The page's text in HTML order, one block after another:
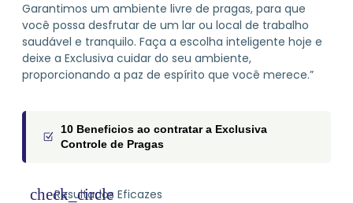
Garantimos um ambiente livre de pragas, para que
você possa desfrutar de um lar ou local de trabalho
saudável e tranquilo. Faça a escolha inteligente hoje e
deixe a Exclusiva cuidar do seu ambiente,
proporcionando a paz de espírito que você merece.”
10 Beneficios ao contratar a Exclusiva
Controle de Pragas
Resultados Eficazes